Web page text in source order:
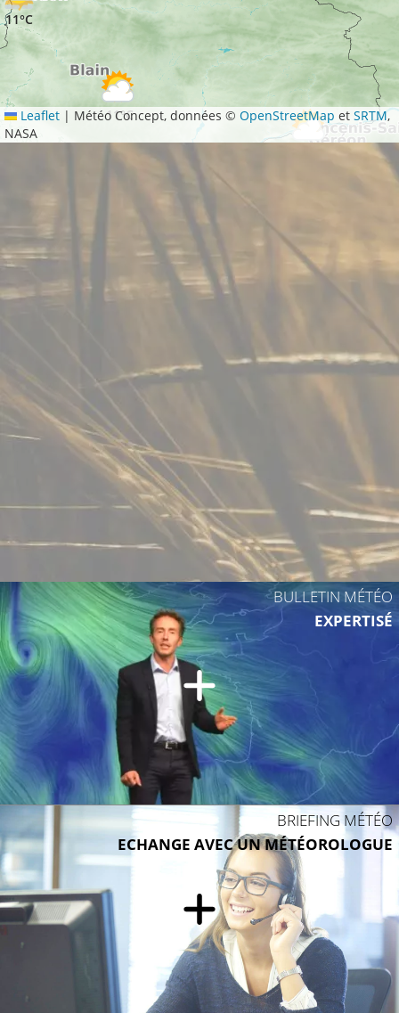
11°C
11°C
15°C
Leaflet | Météo Concept, données ©OpenStreetMap etSRTM,
NASA
BULLETIN MÉTÉO
EXPERTISÉ
BRIEFING MÉTÉO
ECHANGE AVEC UN MÉTÉOROLOGUE